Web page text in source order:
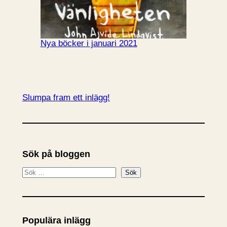
Nya böcker i januari 2021
Slumpa fram ett inlägg!
Sök på bloggen
S
k
Sök
Populära inlägg